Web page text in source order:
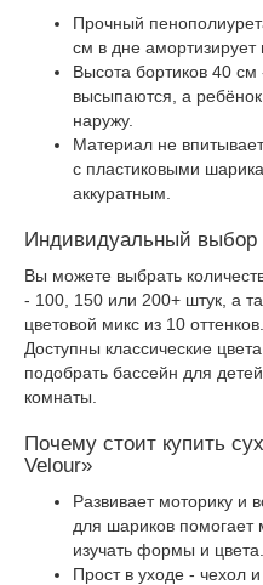
Прочный
см в дне
Высота бортиков 40
высыпаются, а
наружу.
Материал не
с пластиковыми
аккуратным.
Индивидуальный выбор
Вы можете выбрать
- 100, 150 или 200+ штук, а
цветовой микс из 10 оттенков.
Доступны классические
подобрать бассейн для
комнаты.
Почему стоит купить
Velour»
Развивает моторику и
для шариков помогает
изучать формы и цвета.
Прост в уходе - чехол